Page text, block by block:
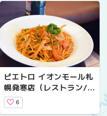
ピエトロ イオンモール札
幌発寒店（レストラン/札
幌市西区）
6